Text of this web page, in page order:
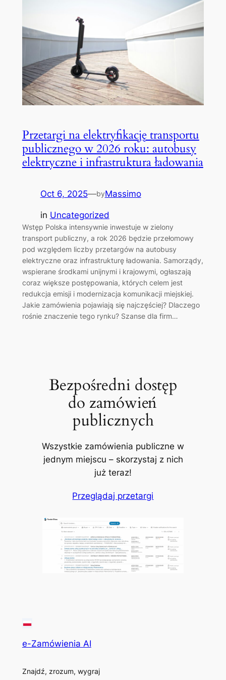
Przetargi na elektryfikację transportu
publicznego w 2026 roku: autobusy
elektryczne i infrastruktura ładowania
Oct 6, 2025—byMassimo
in Uncategorized
Wstęp Polska intensywnie inwestuje w zielony
transport publiczny, a rok 2026 będzie przełomowy
pod względem liczby przetargów na autobusy
elektryczne oraz infrastrukturę ładowania. Samorządy,
wspierane środkami unijnymi i krajowymi, ogłaszają
coraz większe postępowania, których celem jest
redukcja emisji i modernizacja komunikacji miejskiej.
Jakie zamówienia pojawiają się najczęściej? Dlaczego
rośnie znaczenie tego rynku? Szanse dla firm…
Bezpośredni dostęp
do zamówień
publicznych
Wszystkie zamówienia publiczne w
jednym miejscu – skorzystaj z nich
już teraz!
Przeglądaj przetargi
e-Zamówienia AI
Znajdź, zrozum, wygraj